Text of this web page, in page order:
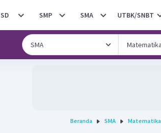
SD SMP SMA UTBK/SNBT
Beranda SMA Matematika